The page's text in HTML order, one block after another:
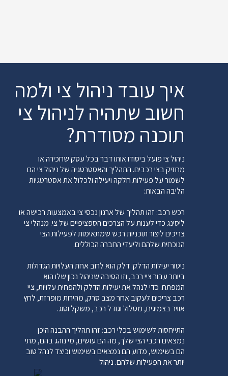
איך עובד ניהול צי ולמה
חשוב שתהיה לניהול צי
תוכנה מסודרת?
ניהול צי פועל ביסודו אותו דבר בכל עסק שחכירה או
מחזיק בצי רכבים. התהליך והאסטרטגיה של ניהול צי הם
לשמור על פעילות חלקה ויעילה ולכלול את אסטרטגיות
הליבה הבאות:
רכש רכב: זהו תהליך של ארגון נכסי צי באמצעות רכישה או
ליסינג כדי לענות על הצרכים הספציפיים של צי. מנהלי צי
צריכים ליצור תוכניות רכש שמתאימות לפעילות הצי
הנוכחית שלהם וליעדי החברה הכוללים.
ניטור יעילות הדלק: דלק הוא לרוב אחת העלויות הגדולות
ביותר עבור ציי רכב, וזו הסיבה שניהול נכון שלו הוא
המפתח. כדי לנהל את יעילות הדלק ולהפחית עלויות, ציי
רכב צריכים לעקוב אחר מצב סרק, מהירות מופרזת, לחץ
אוויר בצמיגים, מסלול וגודל רכב, משקל וסוג.
התייחסות לשימוש בכלי רכב: זהו תהליך ההבנה היכן
נמצאים רכבי הצי שלך, מה הם עושים, מי נוהג בהם, מתי
הם בשימוש, מדוע הם נמצאים בשימוש וכיצד לנהל טוב
יותר את הפעילות שלהם. ניהול